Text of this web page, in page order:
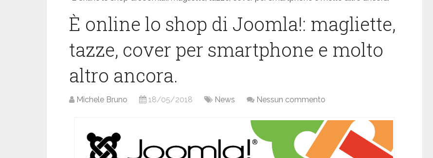
È online lo shop di Joomla!: magliette,
tazze, cover per smartphone e molto
altro ancora.
Michele Bruno 18/05/2018 News Nessun commento